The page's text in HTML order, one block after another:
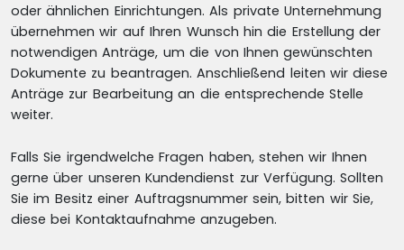
oder ähnlichen Einrichtungen. Als private Unternehmung
übernehmen wir auf Ihren Wunsch hin die Erstellung der
notwendigen Anträge, um die von Ihnen gewünschten
Dokumente zu beantragen. Anschließend leiten wir diese
Anträge zur Bearbeitung an die entsprechende Stelle
weiter.
Falls Sie irgendwelche Fragen haben, stehen wir Ihnen
gerne über unseren Kundendienst zur Verfügung. Sollten
Sie im Besitz einer Auftragsnummer sein, bitten wir Sie,
diese bei Kontaktaufnahme anzugeben.